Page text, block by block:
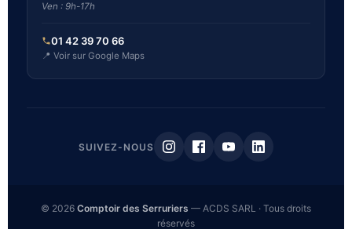
Ven : 9h-17h
01 42 39 70 66
📍 Voir sur Google Maps
SUIVEZ-NOUS
© 2026 Comptoir des Serruriers — ACDS SARL · Tous droits
réservés